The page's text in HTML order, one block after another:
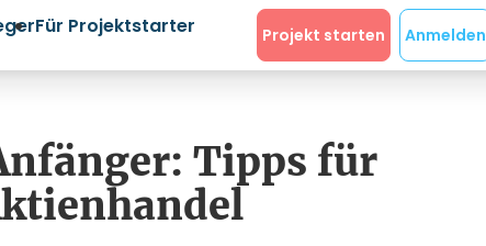
Für Projektstarter Projekt starten Anmelden
Tipps für